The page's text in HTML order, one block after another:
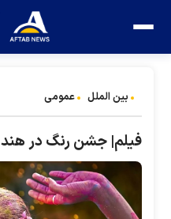
بین الملل عمومی
فیلم| جشن رنگ در هند